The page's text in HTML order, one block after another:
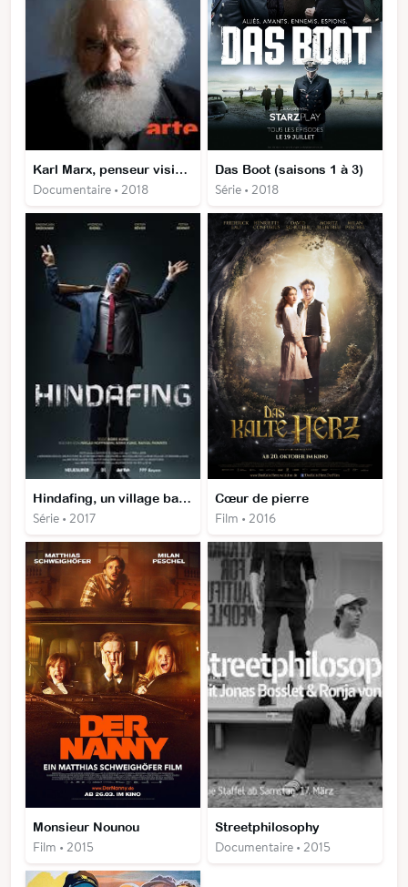
Karl Marx, penseur visionnaire
Documentaire • 2018
Das Boot (saisons 1 à 3)
Série • 2018
Hindafing, un village bavarois un peu différent
Série • 2017
Cœur de pierre
Film • 2016
Monsieur Nounou
Film • 2015
Streetphilosophy
Documentaire • 2015